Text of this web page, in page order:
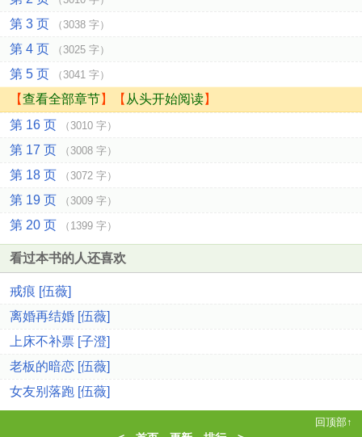
第 3 页 （3038 字）
第 4 页 （3025 字）
第 5 页 （3041 字）
【查看全部章节】【 从头开始阅读】
第 16 页
（3010 字）
第 17 页 （3008 字）
第 18 页 （3072 字）
第 19 页 （3009 字）
第 20 页 （1399 字）
看过本书的人还喜欢
戒痕 [伍薇]
离婚再结婚 [伍薇]
上床不补票 [子澄]
老板的暗恋 [伍薇]
女友别落跑 [伍薇]
回顶部↑